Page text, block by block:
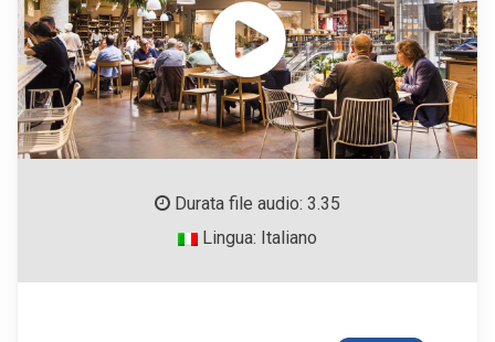
Durata file audio: 3.35
Lingua: Italiano